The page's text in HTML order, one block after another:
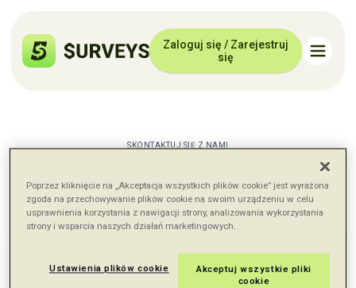
Zaloguj się / Zarejestruj
się
SKONTAKTUJ SIĘ Z NAMI
Daj nam znać, jeśli możemy w czymś pomóc
Poprzez kliknięcie na „Akceptacja wszystkich plików cookie” jest wyrażona
zgoda na przechowywanie plików cookie na swoim urządzeniu w celu
usprawnienia korzystania z nawigacji strony, analizowania wykorzystania
strony i wsparcia naszych działań marketingowych.
Akceptuj wszystkie pliki
cookie
Ustawienia plików cookie